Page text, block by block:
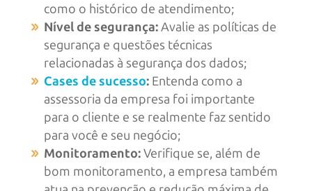
como o histórico de atendimento;
Nível de segurança:Avalie as políticas de
segurança e questões técnicas
relacionadas à segurança dos dados;
Cases de sucesso:Entenda como a
assessoria da empresa foi importante
para o cliente e se realmente faz sentido
para você e seu negócio;
Monitoramento:Verifique se, além de
bom monitoramento, a empresa também